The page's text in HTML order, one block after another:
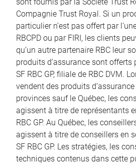
Compagnie Trust Royal. Si un
particulier n’est pas offert par
RBCPD ou par FIRI, les clients
qu’un autre partenaire RBC leur
produits d’assurance sont offerts
SF RBC GP, filiale de RBC DVM.
vendent des produits
provinces sauf le Québec, les
agissent à titre de représentants
RBC GP. Au Québec, les
agissent à titre de conseillers en
SF RBC GP. Les stratégies, les
techniques contenus dans cette